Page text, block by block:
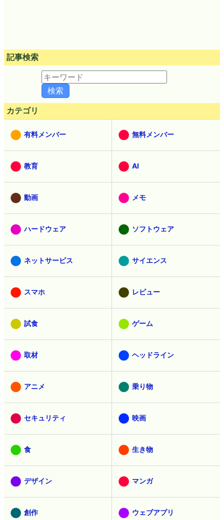
記事検索
カテゴリ
有料メンバー 無料メンバー
教育 AI
動画 メモ
ハードウェア ソフトウェア
ネットサービス サイエンス
スマホ レビュー
試食 ゲーム
取材 ヘッドライン
アニメ 乗り物
セキュリティ 映画
食 生き物
デザイン マンガ
創作 ウェブアプリ